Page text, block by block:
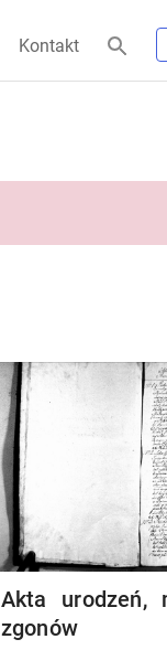
Kontakt
Akta urodzeń,
zgonów